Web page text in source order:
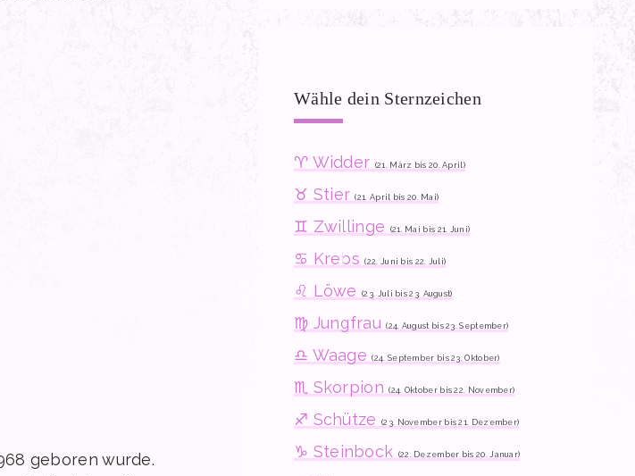
geboren wurde.
Wähle dein Sternzeichen
♈ Widder (21. März bis 20. April)
♉ Stier(21. April bis 20. Mai)
♊ Zwillinge (21. Mai bis 21. Juni)
♋ Krebs(22. Juni bis 22. Juli)
♌ Löwe(23. Juli bis 23. August)
♍ Jungfrau(24. August bis 23. September)
♎ Waage(24. September bis 23. Oktober)
♏ Skorpion(24. Oktober bis 22. November)
♐ Schütze (23. November bis 21. Dezember)
♑ Steinbock (22. Dezember bis 20. Januar)